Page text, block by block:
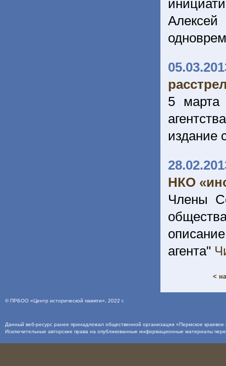
5 марта
издание
НКО
Члены
агента"
<
©ПРБОО «Центр исторической памяти» , 2022 г.
Данный веб-ресурс ранее принадлежал общественной организации «Пермское
Исключительные авторские права на опубликованные информационные материалы